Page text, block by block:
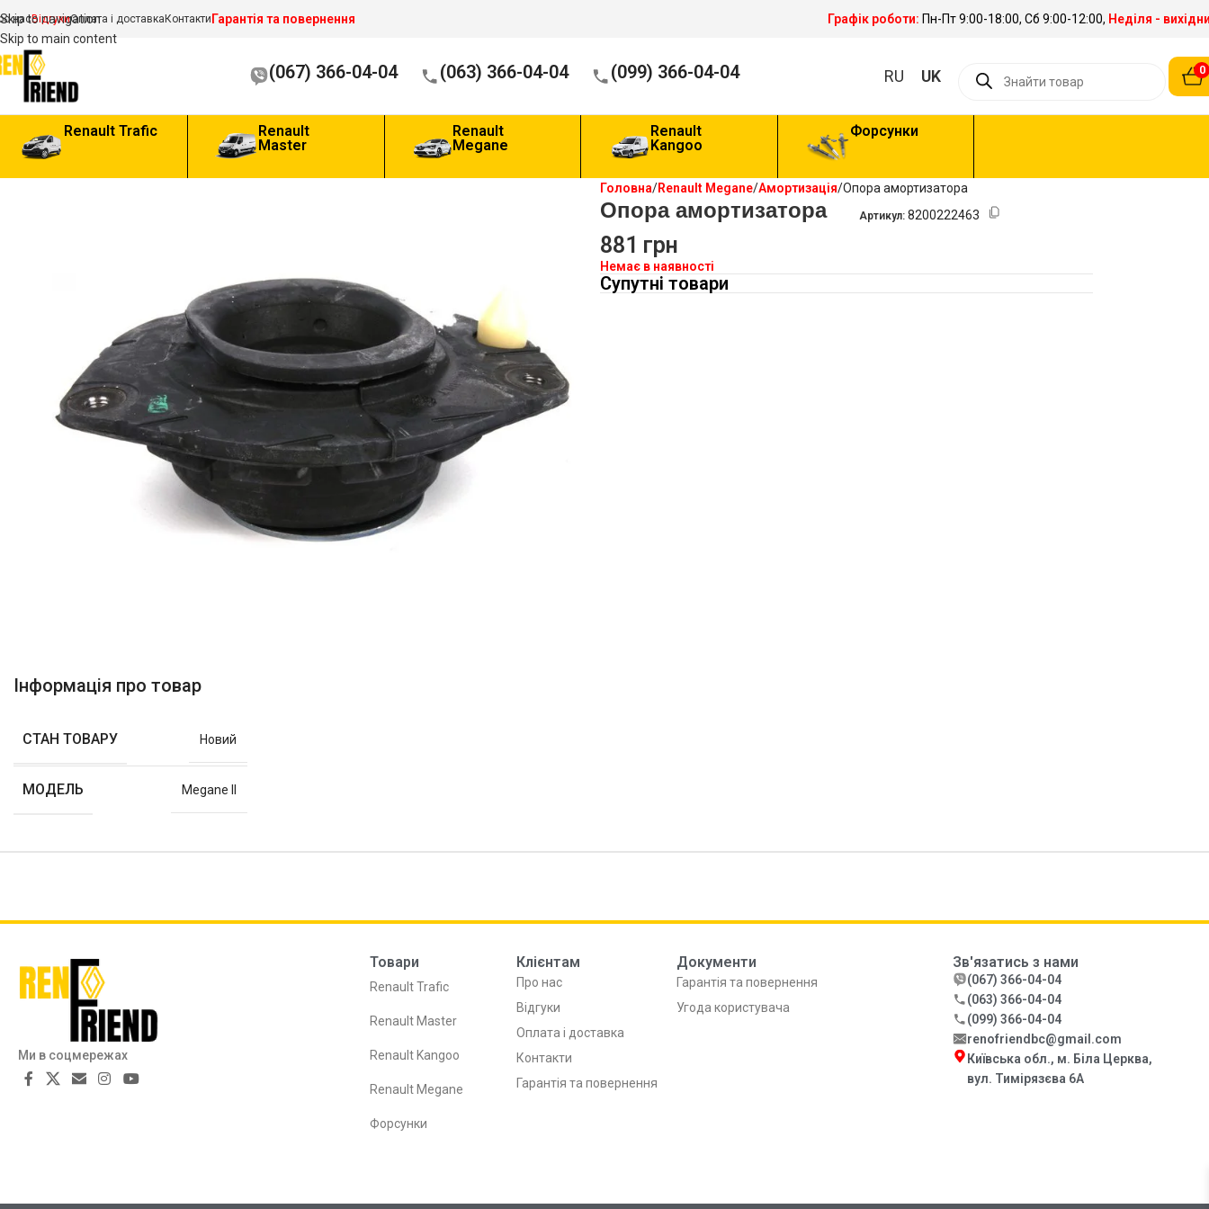
Skip to navigation
Skip to main content
насВідгукиОплата і доставка КонтактиГарантія та повернення Графік роботи: Пн-Пт 9:00-18:00, Сб 9:00-12:00, Неділя -
(067) 366-04-04 (063) 366-04-04 (099) 366-04-04 RU UK 0
Renault Trafic
Renault
Master
Renault
Megane
Renault
Kangoo
Форсунки
Інформація про товар
СТАН ТОВАРУ Новий
МОДЕЛЬ Megane II
Головна Renault Megane Амортизація Опора амортизатора
Опора амортизатора Артикул: 8200222463
881 грн
Немає в наявності
Супутні товари
Ми в соцмережах
Товари
Renault Trafic
Renault Master
Renault Kangoo
Renault Megane
Форсунки
Клієнтам
Про нас
Відгуки
Оплата і доставка
Контакти
Гарантія та повернення
Документи
Гарантія та повернення
Угода користувача
Зв'язатись з нами
(067) 366-04-04
(063) 366-04-04
(099) 366-04-04
renofriendbc@gmail.com
Київська обл., м. Біла Церква,
вул. Тимірязєва 6А